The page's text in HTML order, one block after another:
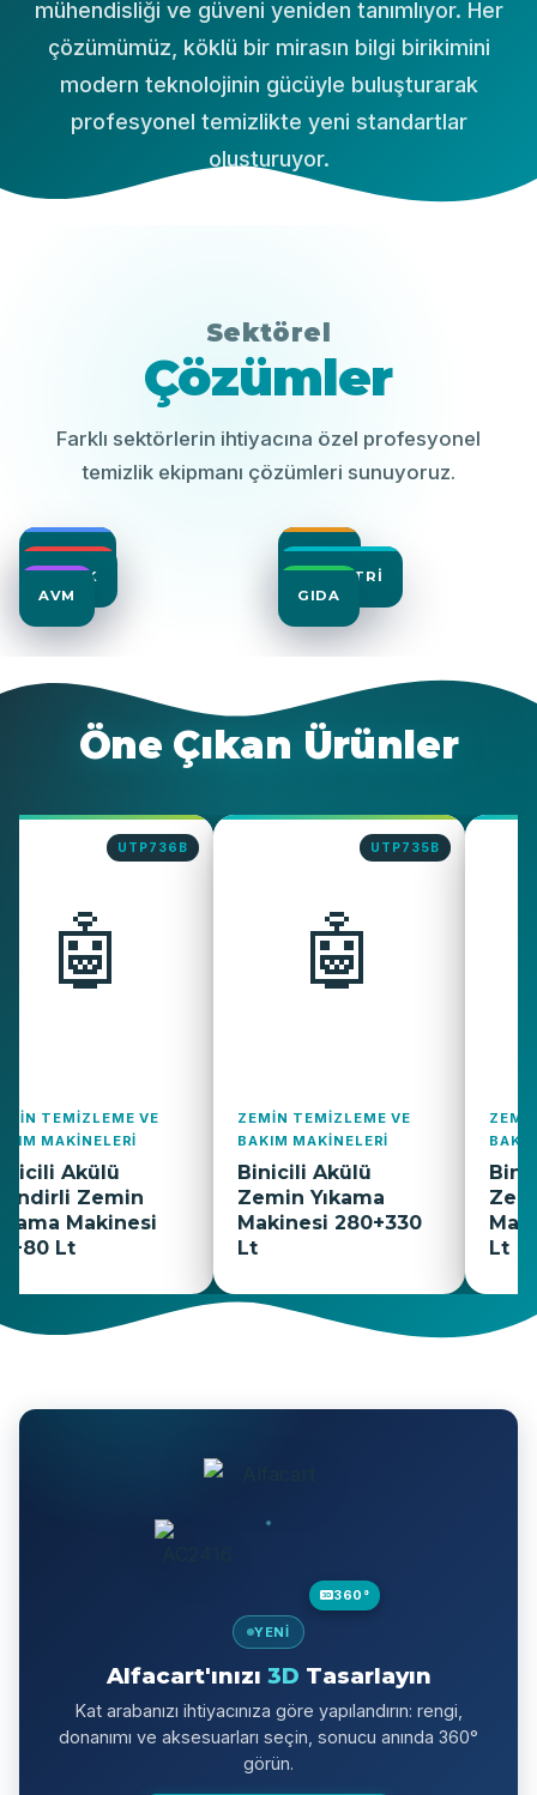
mühendisliği ve güveni yeniden tanımlıyor. Her
çözümümüz, köklü bir mirasın bilgi birikimini
modern teknolojinin gücüyle buluşturarak
profesyonel temizlikte yeni standartlar
oluşturuyor.
Sektörel
Çözümler
Farklı sektörlerin ihtiyacına özel profesyonel
temizlik ekipmanı çözümleri sunuyoruz.
SAĞLIK
ENDÜSTRI
AVM
GIDA
Öne Çıkan Ürünler
🤖
UTP736B
TEMIZLEME VE
MAKINELERI
Akülü
Zemin
Makinesi
Lt
🤖
UTP735B
ZEMIN TEMIZLEME VE
BAKIM MAKINELERI
Binicili Akülü
Zemin Yıkama
Makinesi 280+330
Lt
Lt
YENI
Alfacart'ınızı 3D Tasarlayın
Kat arabanızı ihtiyacınıza göre yapılandırın: rengi,
donanımı ve aksesuarları seçin, sonucu anında 360°
görün.
360°